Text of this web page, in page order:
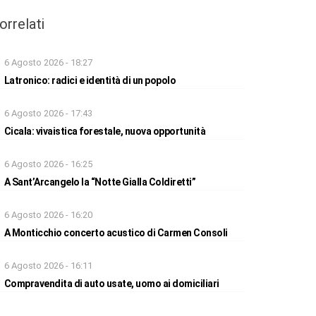
6 Agosto 2026 - 18:27
Latronico: radici e identità di un popolo
6 Agosto 2026 - 17:43
Cicala: vivaistica forestale, nuova opportunità
6 Agosto 2026 - 16:25
A Sant’Arcangelo la “Notte Gialla Coldiretti”
6 Agosto 2026 - 16:20
A Monticchio concerto acustico di Carmen Consoli
6 Agosto 2026 - 16:11
Compravendita di auto usate, uomo ai domiciliari